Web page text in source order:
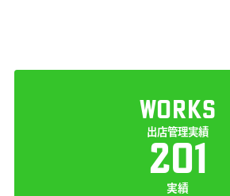
WORKS
出店管理実績
201
実績